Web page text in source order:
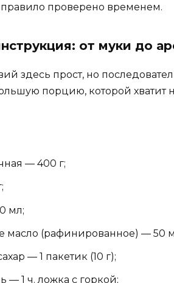
правило проверено временем.
от муки до
здесь прост, но
порцию, которой хватит
— 400 г;
мл;
масло (рафинированное) — 50
— 1 пакетик (10 г);
— 1 ч. ложка с горкой;